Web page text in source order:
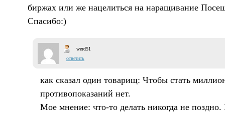
биржах или же нацелиться на наращивание
Спасибо:)
werd51
ответить
как сказал один товарищ: Чтобы стать
противопоказаний нет.
Мое мнение: что-то делать никогда не